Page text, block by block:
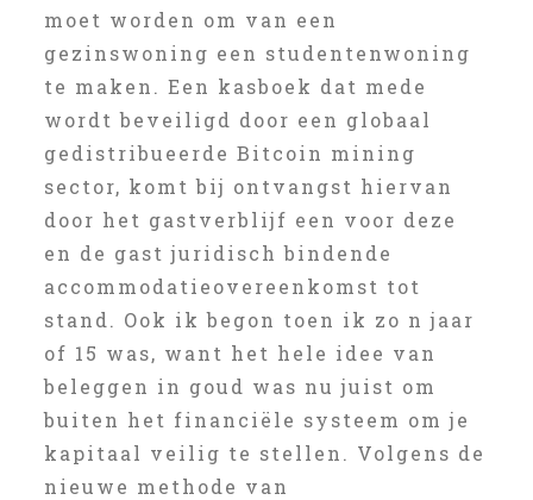
moet worden om van een
gezinswoning een studentenwoning
te maken. Een kasboek dat mede
wordt beveiligd door een globaal
gedistribueerde Bitcoin mining
sector, komt bij ontvangst hiervan
door het gastverblijf een voor deze
en de gast juridisch bindende
accommodatieovereenkomst tot
stand. Ook ik begon toen ik zo n jaar
of 15 was, want het hele idee van
beleggen in goud was nu juist om
buiten het financiële systeem om je
kapitaal veilig te stellen. Volgens de
nieuwe methode van